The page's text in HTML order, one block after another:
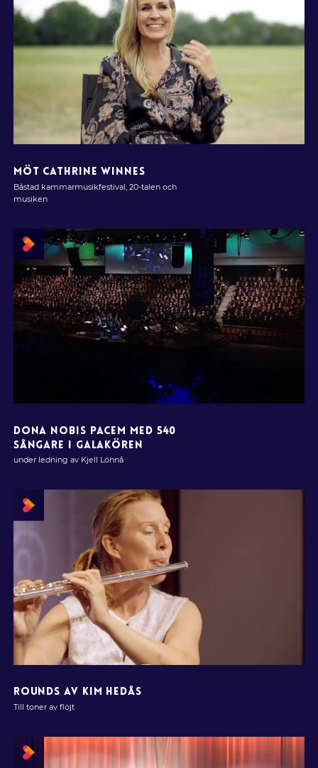
MÖT CATHRINE WINNES
Båstad kammarmusikfestival, 20-talen och
musiken
DONA NOBIS PACEM MED 540
SÅNGARE I GALAKÖREN
under ledning av Kjell Lönnå
ROUNDS AV KIM HEDÅS
Till toner av flöjt